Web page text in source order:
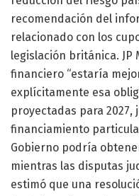
recomendación del
relacionado con los
legislación británica. JP
financiero “estaría
explícitamente esa
proyectadas para
financiamiento
Gobierno podría
mientras las disputas
estimó que una